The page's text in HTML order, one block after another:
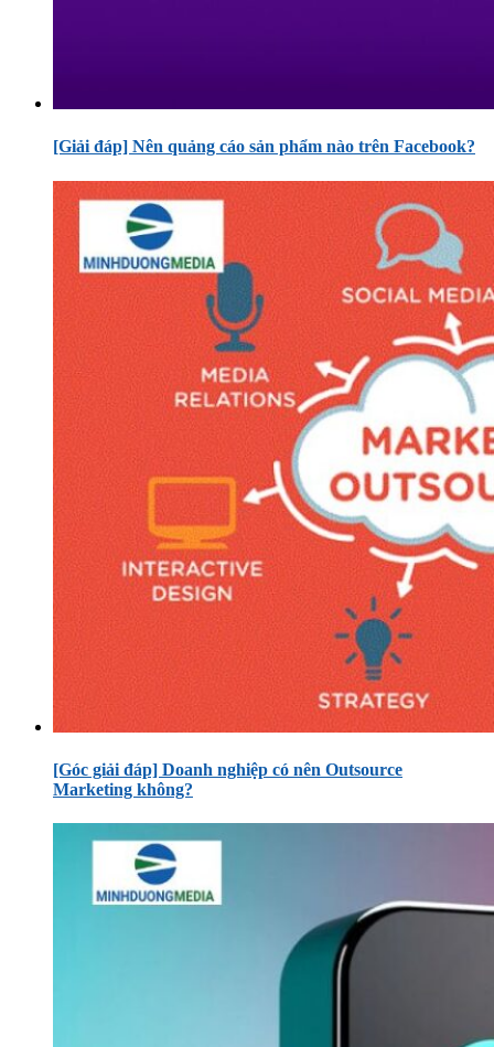
[Giải đáp] Nên quảng cáo sản phẩm nào trên Facebook?
[Góc giải đáp] Doanh nghiệp có nên Outsource
Marketing không?